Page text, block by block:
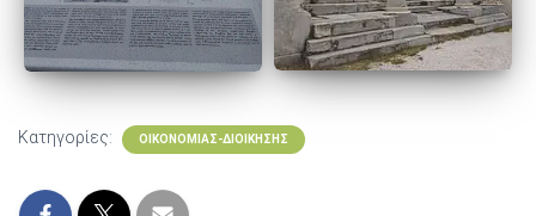
Κατηγορίες: ΟΙΚΟΝΟΜΊΑΣ-ΔΙΟΊΚΗΣΗΣ